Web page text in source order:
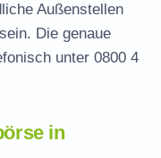
Außenstellen
Die genaue
unter 0800 4
in